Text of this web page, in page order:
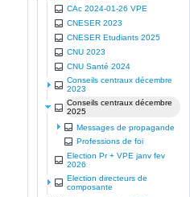
CAc 2024-01-26 VPE
CNESER 2023
CNESER Etudiants 2025
CNU 2023
CNU Santé 2024
Conseils centraux décembre
2023
Conseils centraux décembre
2025
Messages de propagande
Professions de foi
Election Pr + VPE janv fev
2026
Election directeurs de
composante